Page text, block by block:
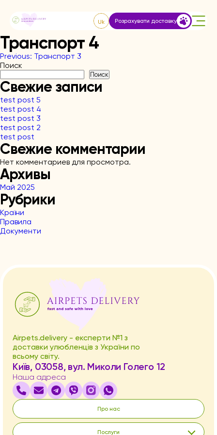
content
Uk Розрахувати доставку
Транспорт 4
Навигация
по
записям
Previous: Транспорт 3
Поиск
Поиск
Свежие записи
test post 5
test post 4
test post 3
test post 2
test post
Свежие комментарии
Нет комментариев для просмотра.
Архивы
Май 2025
Рубрики
Країни
Правила
Документи
Airpets.delivery - експерти №1 з
доставки улюбленців з України по
всьому світу.
Київ, 03058, вул. Миколи Голего 12
Наша адреса
Про нас
Послуги